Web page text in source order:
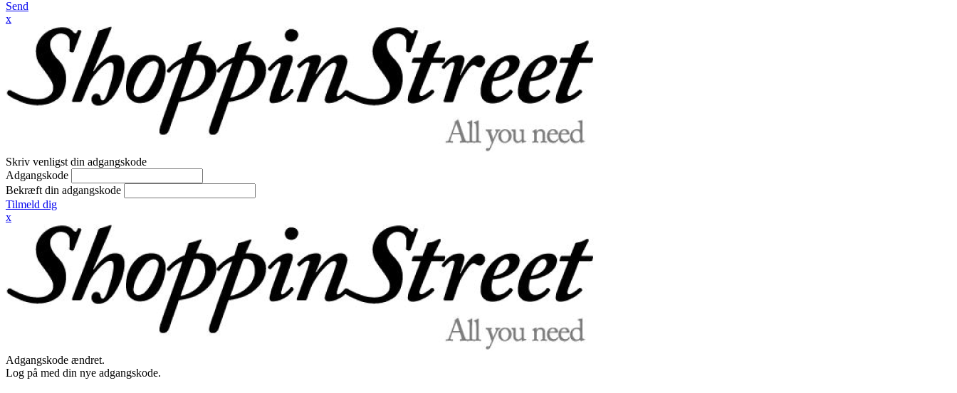
Send
x
Skriv venligst din adgangskode
Adgangskode
Bekræft din adgangskode
Tilmeld dig
x
Adgangskode ændret.
Log på med din nye adgangskode.